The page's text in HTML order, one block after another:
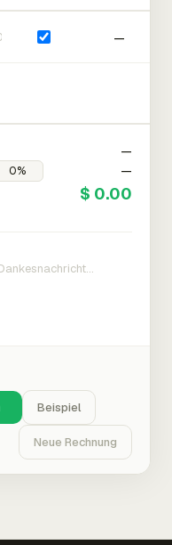
—
—
—
$ 0.00
Beispiel
Neue Rechnung